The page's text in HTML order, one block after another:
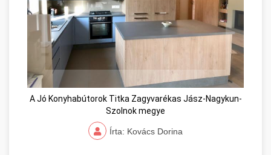
A Jó Konyhabútorok Titka Zagyvarékas Jász-Nagykun-
Szolnok megye
Írta: Kovács Dorina